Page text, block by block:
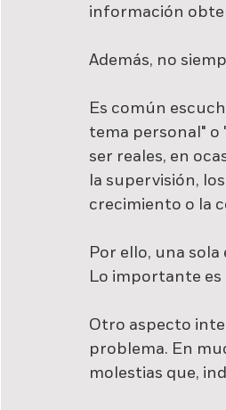
información
Además, no
Es común
tema personal" o
ser reales, en
la supervisión,
crecimiento o la
Por ello, una
Lo importante
Otro aspecto
problema. En
molestias que,